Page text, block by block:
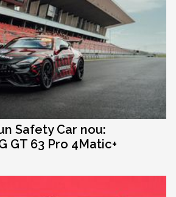
Safety Car nou:
GT 63 Pro 4Matic+